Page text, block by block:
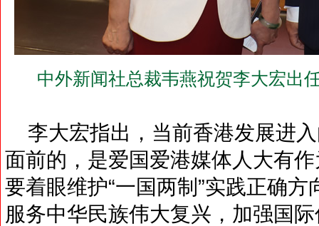
中外新闻社总裁韦燕祝贺李大宏出
李大宏指出，当前香港发展进
面前的，是爱国爱港媒体人大有
要着眼维护“一国两制”实践正确
服务中华民族伟大复兴，加强国